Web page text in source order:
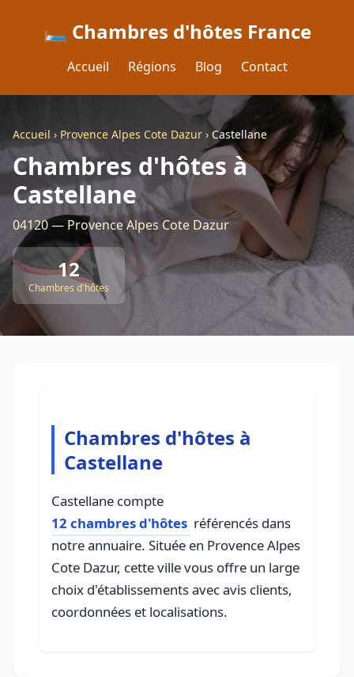
🛏️ Chambres d'hôtes France
Accueil Régions Blog Contact
Accueil › Provence Alpes Cote Dazur › Castellane
Chambres d'hôtes à
Castellane
04120 — Provence Alpes Cote Dazur
12
Chambres d'hôtes
Chambres d'hôtes à
Castellane
Castellane compte
12 chambres d'hôtes référencés dans
notre annuaire. Située en Provence Alpes
Cote Dazur, cette ville vous offre un large
choix d'établissements avec avis clients,
coordonnées et localisations.